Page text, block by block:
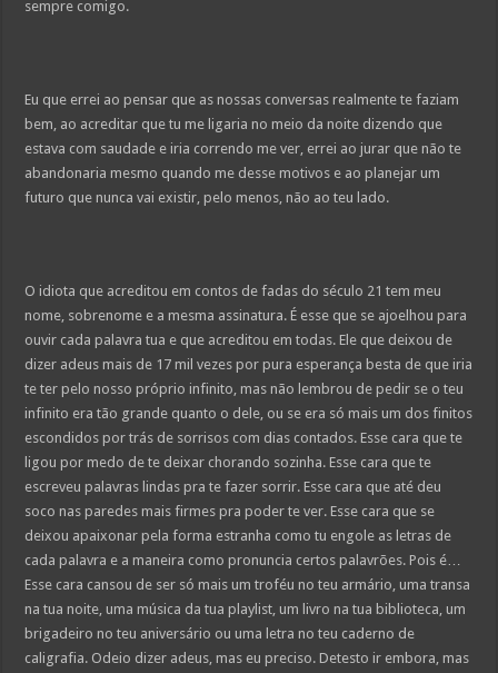
sempre comigo.
Eu que errei ao pensar que as nossas conversas realmente te faziam
bem, ao acreditar que tu me ligaria no meio da noite dizendo que
estava com saudade e iria correndo me ver, errei ao jurar que não te
abandonaria mesmo quando me desse motivos e ao planejar um
futuro que nunca vai existir, pelo menos, não ao teu lado.
O idiota que acreditou em contos de fadas do século 21 tem meu
nome, sobrenome e a mesma assinatura. É esse que se ajoelhou para
ouvir cada palavra tua e que acreditou em todas. Ele que deixou de
dizer adeus mais de 17 mil vezes por pura esperança besta de que iria
te ter pelo nosso próprio infinito, mas não lembrou de pedir se o teu
infinito era tão grande quanto o dele, ou se era só mais um dos finitos
escondidos por trás de sorrisos com dias contados. Esse cara que te
ligou por medo de te deixar chorando sozinha. Esse cara que te
escreveu palavras lindas pra te fazer sorrir. Esse cara que até deu
soco nas paredes mais firmes pra poder te ver. Esse cara que se
deixou apaixonar pela forma estranha como tu engole as letras de
cada palavra e a maneira como pronuncia certos palavrões. Pois é…
Esse cara cansou de ser só mais um troféu no teu armário, uma transa
na tua noite, uma música da tua playlist, um livro na tua biblioteca, um
brigadeiro no teu aniversário ou uma letra no teu caderno de
caligrafia. Odeio dizer adeus, mas eu preciso. Detesto ir embora, mas